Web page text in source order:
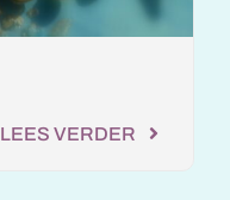
LEES VERDER